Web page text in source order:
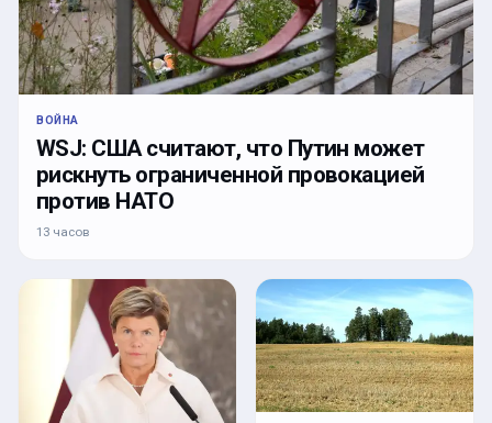
ВОЙНА
WSJ: США считают, что Путин может
рискнуть ограниченной провокацией
против НАТО
13 часов